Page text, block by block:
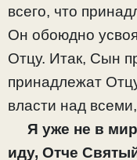
всего, что
Он обоюдно
Отцу. Итак, Сын
принадлежат
власти над
Я уже не в
иду, Отче